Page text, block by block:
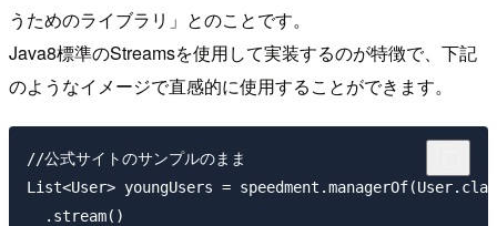
うためのライブラリ」とのことです。
Java8標準のStreamsを使用して実装するのが特徴で、下記
のようなイメージで直感的に使用することができます。
//公式サイトのサンプルのまま
List<User> youngUsers =
  .stream()